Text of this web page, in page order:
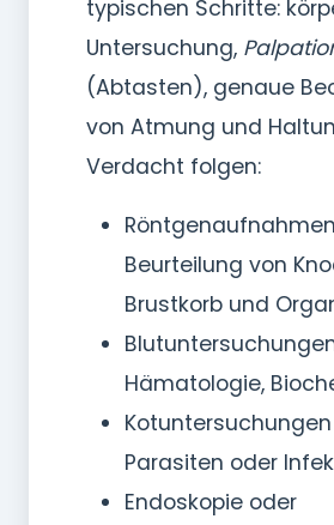
typischen Schritte:
Untersuchung,
(Abtasten), genaue
von Atmung und
Verdacht folgen:
Beurteilung von
Brustkorb und
Hämatologie,
Parasiten oder
Endoskopie oder